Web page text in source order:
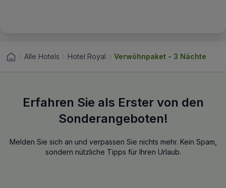
Alle Hotels Hotel Royal Verwöhnpaket - 3 Nächte
Erfahren Sie als Erster von den
Sonderangeboten!
Melden Sie sich an und verpassen Sie nichts mehr. Kein Spam,
sondern nützliche Tipps für Ihren Urlaub.